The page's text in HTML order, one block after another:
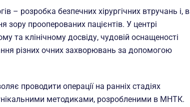
– розробка безпечних хірургічних втручань і, в
зору прооперованих пацієнтів. У центрі
та клінічному досвіду, чудовій оснащеності
різних очних захворювань за допомогою
проводити операції на ранніх стадіях
методиками, розробленими в МНТК.